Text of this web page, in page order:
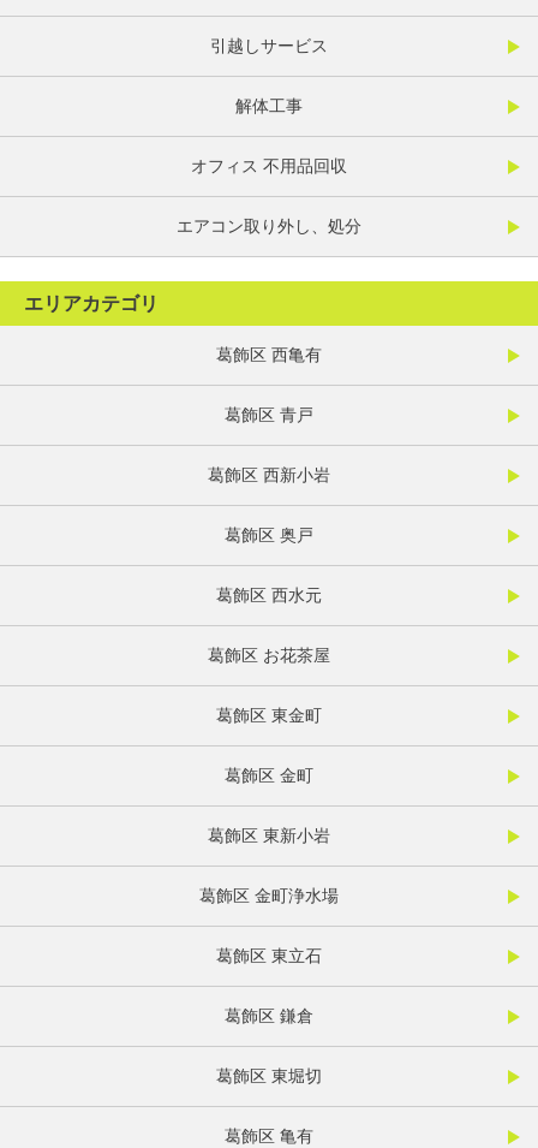
引越しサービス
解体工事
オフィス 不用品回収
エアコン取り外し、処分
エリアカテゴリ
葛飾区 西亀有
葛飾区 青戸
葛飾区 西新小岩
葛飾区 奥戸
葛飾区 西水元
葛飾区 お花茶屋
葛飾区 東金町
葛飾区 金町
葛飾区 東新小岩
葛飾区 金町浄水場
葛飾区 東立石
葛飾区 鎌倉
葛飾区 東堀切
葛飾区 亀有